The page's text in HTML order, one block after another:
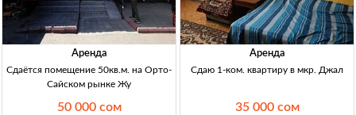
Аренда
Сдаётся помещение 50кв.м. на Орто-
Сайском рынке Жу
50 000 сом
Аренда
Сдаю 1-ком. квартиру в мкр. Джал
35 000 сом